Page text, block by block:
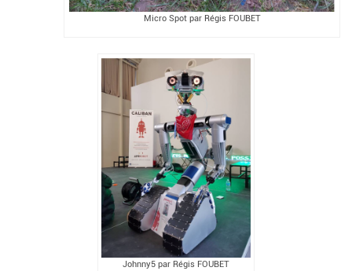
Micro Spot par Régis FOUBET
Johnny5 par Régis FOUBET